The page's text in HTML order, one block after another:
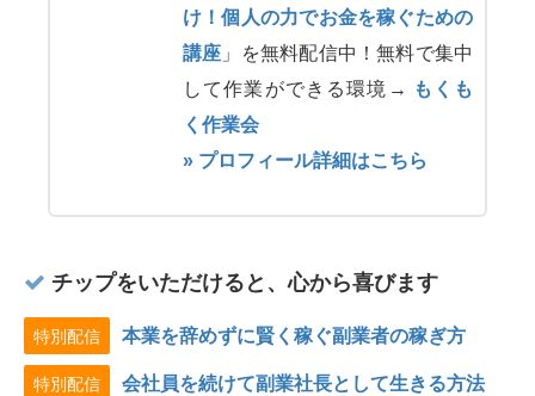
け！個人の力でお金を稼ぐための
講座 」を無料配信中！無料で集中
して作業ができる環境→
もくも
く作業会
» プロフィール詳細はこちら
チップをいただけると、心から喜びます
特別配信 本業を辞めずに賢く稼ぐ副業者の稼ぎ方
特別配信 会社員を続けて副業社長として生きる方法